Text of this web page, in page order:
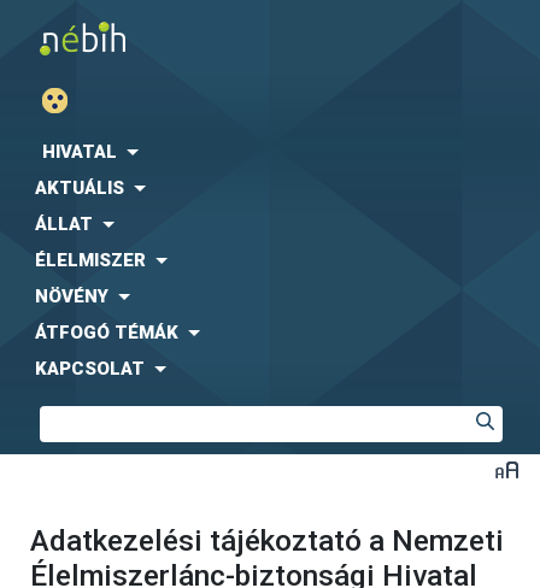
HIVATAL
AKTUÁLIS
ÁLLAT
ÉLELMISZER
NÖVÉNY
ÁTFOGÓ TÉMÁK
KAPCSOLAT
Adatkezelési tájékoztató a Nemzeti
Élelmiszerlánc-biztonsági Hivatal